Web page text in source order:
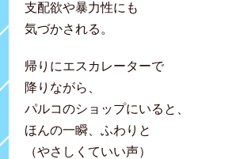
支配欲や暴力性にも
気づかされる。
帰りにエスカレーターで
降りながら、
パルコのショップにいると、
ほんの一瞬、ふわりと
（やさしくていい声）